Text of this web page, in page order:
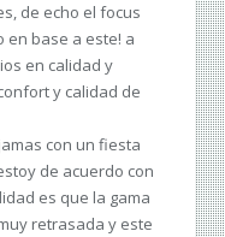
de echo el focus
en base a este! a
en calidad y
y calidad de
con un fiesta
de acuerdo con
es que la gama
retrasada y este